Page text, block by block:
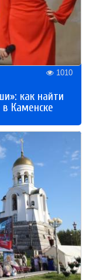
1010
как найти
Каменске